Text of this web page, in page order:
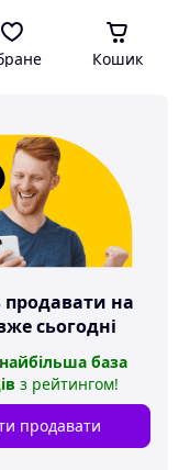
Кошик
продавати на
сьогодні
найбільша база
з рейтингом!
продавати